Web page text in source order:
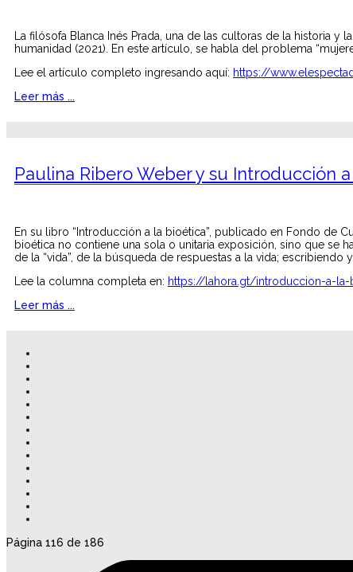
La filósofa Blanca Inés Prada, una de las cultoras de la historia
humanidad (2021). En este artículo, se habla del problema
Lee el artículo completo ingresando aquí: https://
Leer más ...
Paulina Ribero Weber y su Introducción
En su libro “Introducción a la bioética”, publicado en Fondo de
bioética no contiene una sola o unitaria exposición, sino que se
de la “vida”, de la búsqueda de respuestas a la vida;
Lee la columna completa en: https://lahora.gt/introduccion-a-
Leer más ...
Página 116 de 186